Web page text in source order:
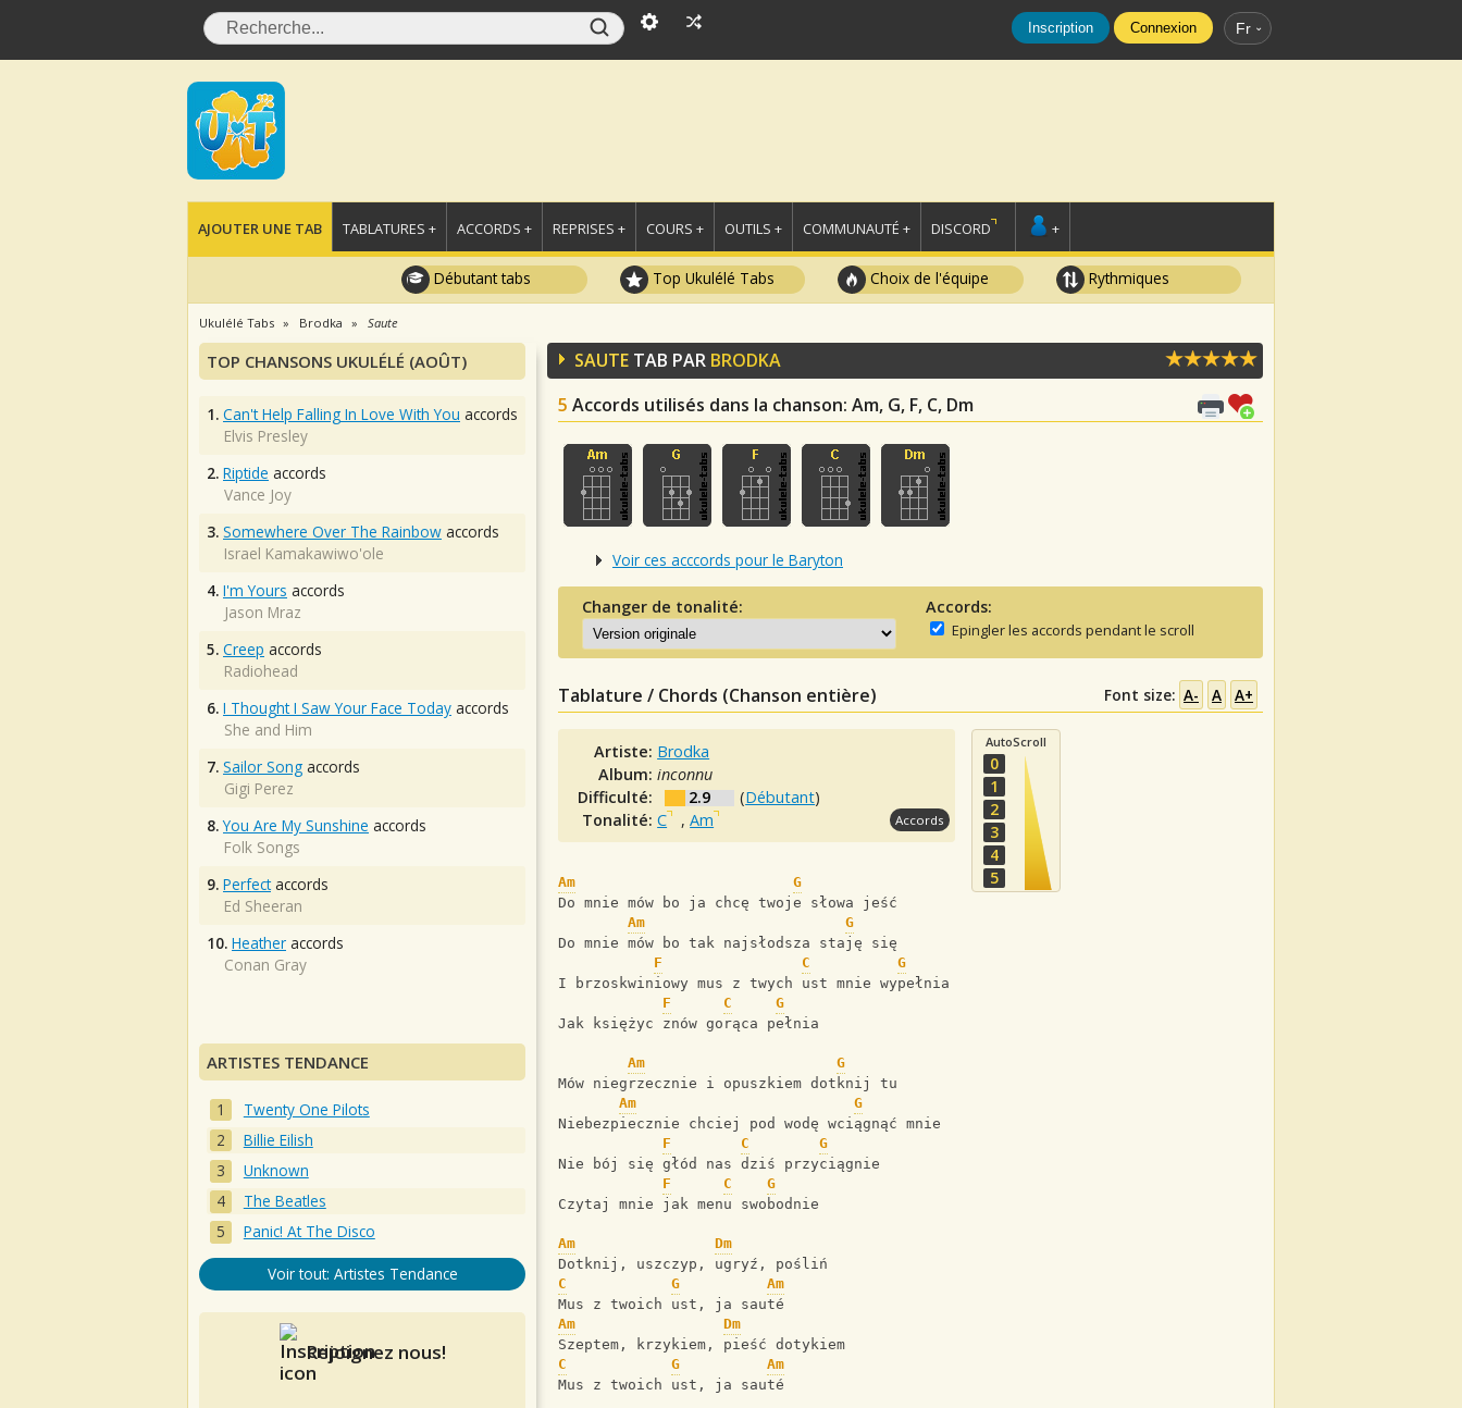
Inscription Connexion Fr
AJOUTER UNE TAB TABLATURES + ACCORDS + REPRISES + COURS + OUTILS + COMMUNAUTÉ + DISCORD +
Débutant tabs Top Ukulélé Tabs Choix de l'équipe Rythmiques
Ukulélé Tabs Brodka Saute
SAUTE TAB PAR BRODKA
5 Accords utilisés dans la chanson: Am, G, F, C, Dm
Voir ces acccords pour le Baryton
Changer de tonalité: Accords:
Epingler les accords pendant le scroll
Tablature / Chords (Chanson entière) Font size: A- A A+
Artiste: Brodka
Album:inconnu
Difficulté:
2.9 (Débutant)
Tonalité:C ,Am Accords
AutoScroll
0
1
2
3
4
5
Am
G
Do mnie mów bo ja chcę twoje słowa jeść
Am
G
Do mnie mów bo tak najsłodsza staję się
F
C
G
I brzoskwiniowy mus z twych ust mnie wypełnia
F
C
G
Jak księżyc znów gorąca pełnia
Am
G
Mów niegrzecznie i opuszkiem dotknij tu
Am
G
Niebezpiecznie chciej pod wodę wciągnąć mnie
F
C
G
Nie bój się głód nas dziś przyciągnie
F
C
G
Czytaj mnie jak menu swobodnie
Am
Dm
Dotknij, uszczyp, ugryź, pośliń
C
G
Am
Mus z twoich ust, ja sauté
Am
Dm
Szeptem, krzykiem, pieść dotykiem
C
G
Am
Mus z twoich ust, ja sauté
TOP CHANSONS UKULÉLÉ (AOÛT)
1. Can't Help Falling In Love With You accords
Elvis Presley
2. Riptide accords
Vance Joy
3. Somewhere Over The Rainbow accords
Israel Kamakawiwo'ole
4. I'm Yours accords
Jason Mraz
5. Creep accords
Radiohead
6. I Thought I Saw Your Face Today accords
She and Him
7. Sailor Song accords
Gigi Perez
8. You Are My Sunshine accords
Folk Songs
9. Perfectaccords
Ed Sheeran
10. Heather accords
Conan Gray
ARTISTES TENDANCE
Twenty One Pilots
Billie Eilish
Unknown
The Beatles
Panic! At The Disco
Voir tout: Artistes Tendance
Rejoignez nous!